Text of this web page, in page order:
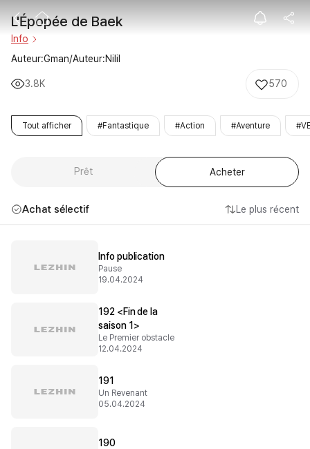
L'Épopée de
L'Épopée de Baek
Info
Auteur:Gman/Auteur:Nilil
3.8K 570
Tout afficher #Fantastique #Action #Aventure
Prêt Acheter
Achat sélectif Le plus récent
Info publication
Pause
19.04.2024
192 <Fin de la
saison 1>
Le Premier obstacle
12.04.2024
191
Un Revenant
05.04.2024
190